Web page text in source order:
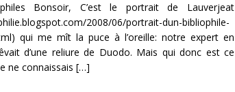
Bonsoir, C’est le portrait de Lauverjeat
2008/06/portrait-dun-bibliophile-
qui me mît la puce à l’oreille: notre expert en
d’une reliure de Duodo. Mais qui donc est ce
ne connaissais […]